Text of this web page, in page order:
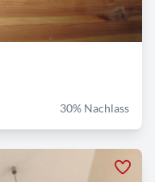
30% Nachlass